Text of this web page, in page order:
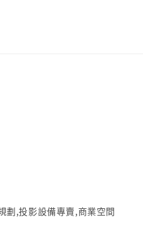
劃,投影設備專賣,商業空間